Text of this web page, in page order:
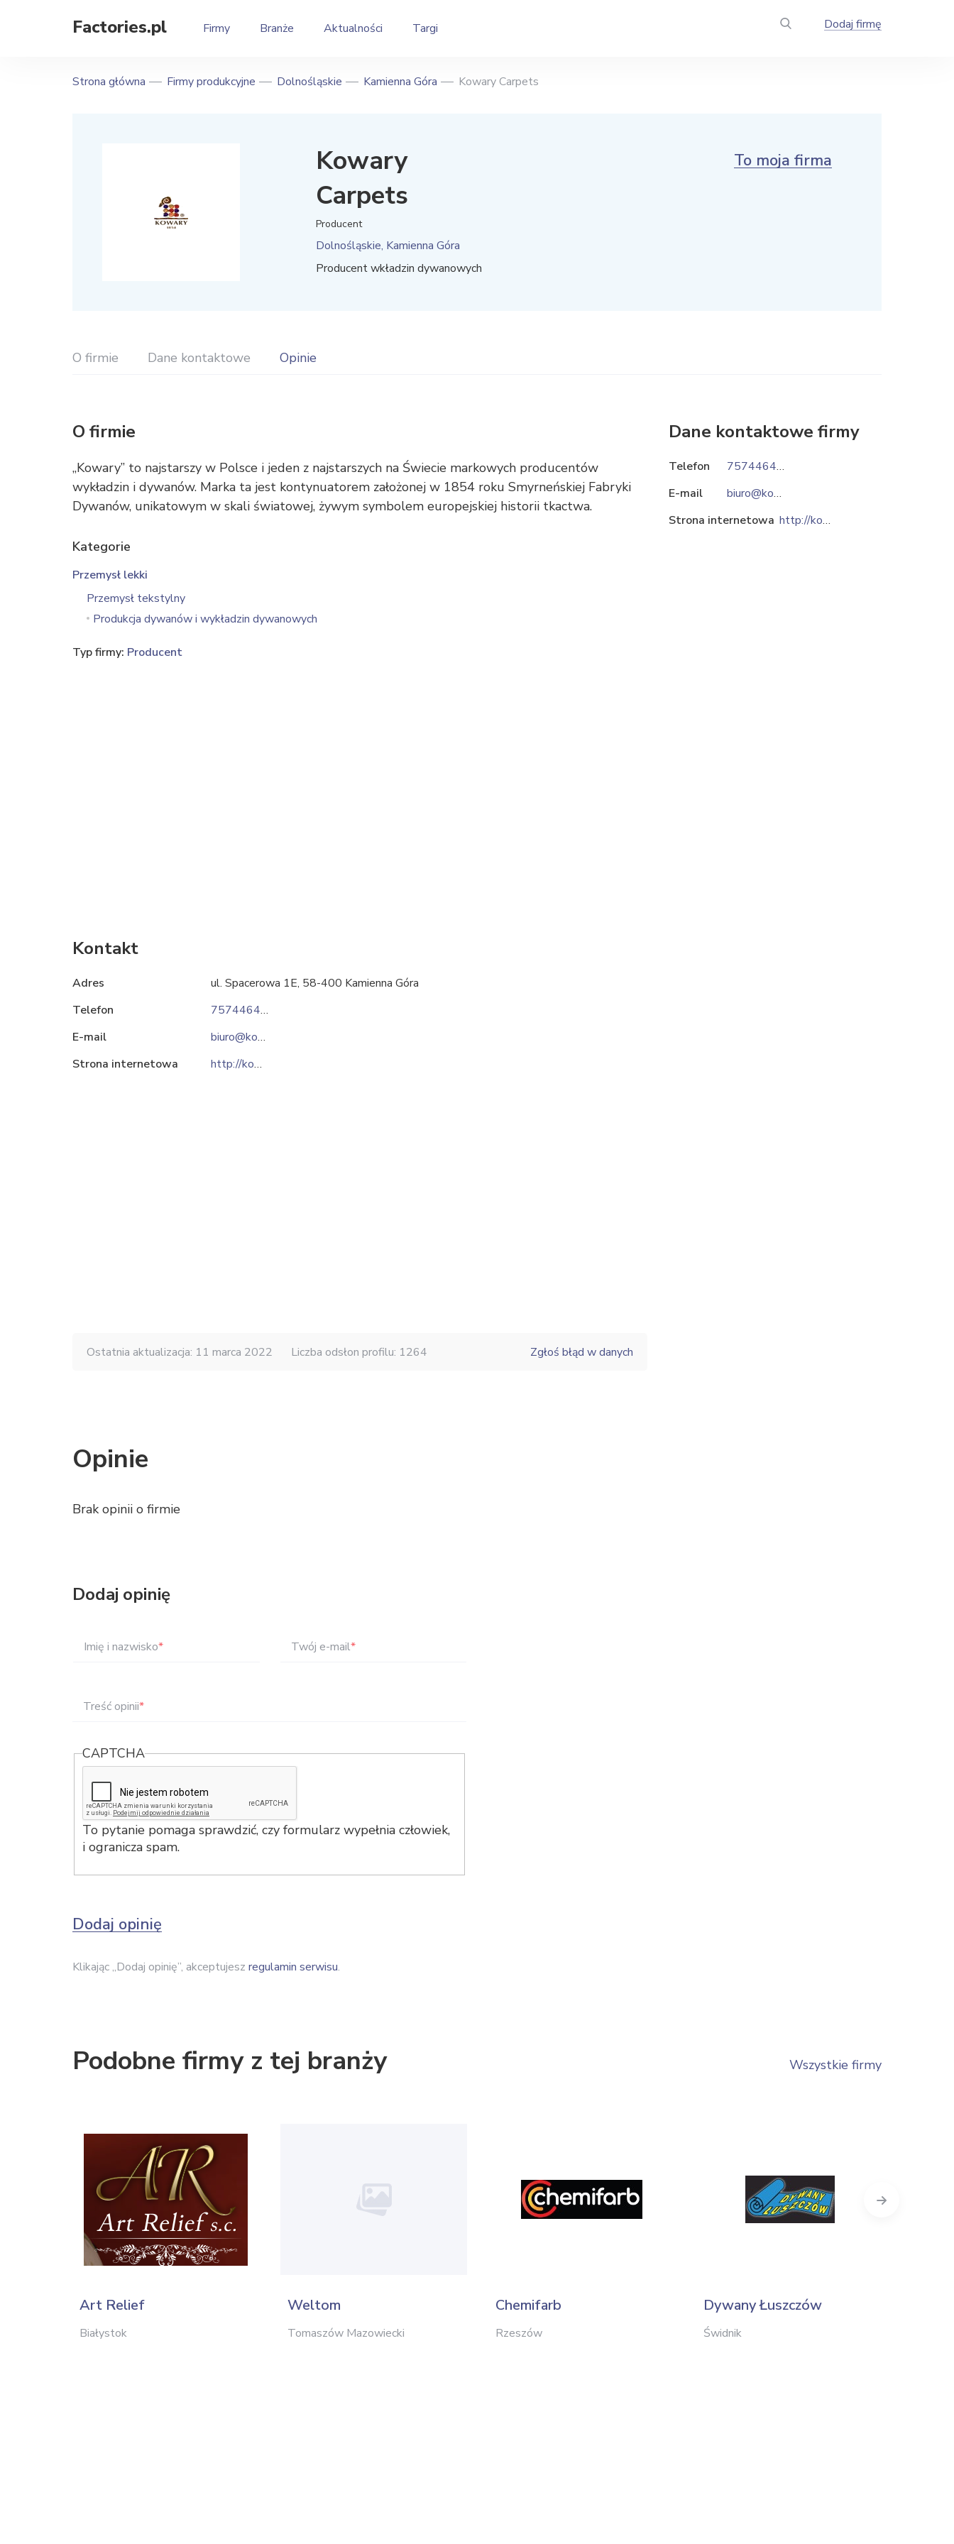
Factories.pl Firmy Branże Aktualności Targi Dodaj firmę
Strona główna Firmy produkcyjne Dolnośląskie Kamienna Góra Kowary Carpets
Kowary
Carpets
Producent
Dolnośląskie, Kamienna Góra
Producent wkładzin dywanowych
To moja firma
O firmie Dane kontaktowe Opinie
O firmie
„Kowary” to najstarszy w Polsce i jeden z najstarszych na Świecie markowych producentów
wykładzin i dywanów. Marka ta jest kontynuatorem założonej w 1854 roku Smyrneńskiej Fabryki
Dywanów, unikatowym w skali światowej, żywym symbolem europejskiej historii tkactwa.
Kategorie
Przemysł lekki
Przemysł tekstylny
Produkcja dywanów i wykładzin dywanowych
Typ firmy: Producent
Kontakt
Adres
ul. Spacerowa 1E, 58-400 Kamienna Góra
Telefon
757446464
E-mail
biuro@kowarycarpets.pl
Strona internetowa
http://kowarydywan.pl
Ostatnia aktualizacja: 11 marca 2022 Liczba odsłon profilu: 1264 Zgłoś błąd w danych
Opinie
Brak opinii o firmie
Dodaj opinię
Imię i nazwisko* Twój e-mail*
Treść opinii*
CAPTCHA
To pytanie pomaga sprawdzić, czy formularz wypełnia człowiek,
i ogranicza spam.
Dodaj opinię
Klikając „Dodaj opinię”, akceptujesz regulamin serwisu.
Dane kontaktowe firmy
Telefon
757446464
E-mail
biuro@kowarycarpets.pl
Strona internetowa
http://kowarydywan.pl
Podobne firmy z tej branży Wszystkie firmy
Art Relief
Białystok
Weltom
Tomaszów Mazowiecki
Chemifarb
Rzeszów
Dywany Łuszczów
Świdnik